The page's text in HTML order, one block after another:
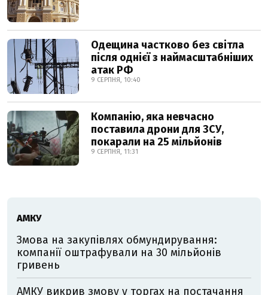
Одещина частково без світла
після однієї з наймасштабніших
атак РФ
9 СЕРПНЯ, 10:40
Компанію, яка невчасно
поставила дрони для ЗСУ,
покарали на 25 мільйонів
9 СЕРПНЯ, 11:31
АМКУ
Змова на закупівлях обмундирування:
компанії оштрафували на 30 мільйонів
гривень
АМКУ викрив змову у торгах на постачання